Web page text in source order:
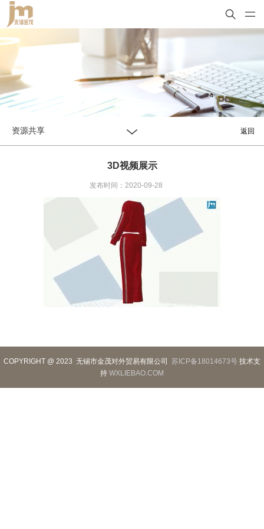
资源共享 返回
3D视频展示
发布时间：2020-09-28
COPYRIGHT @ 2023 无锡市金茂对外贸易有限公司 苏ICP备18014673号 技术支
持 WXLIEBAO.COM